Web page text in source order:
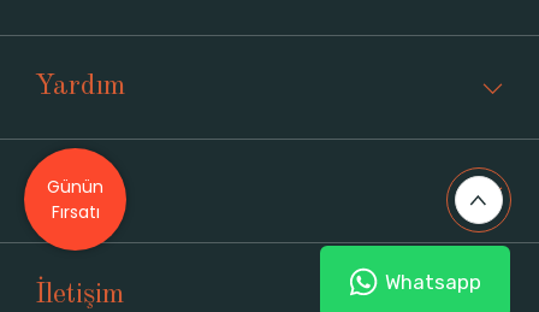
Yardım
Üyelik
İletişim Whatsapp
Günün
Fırsatı